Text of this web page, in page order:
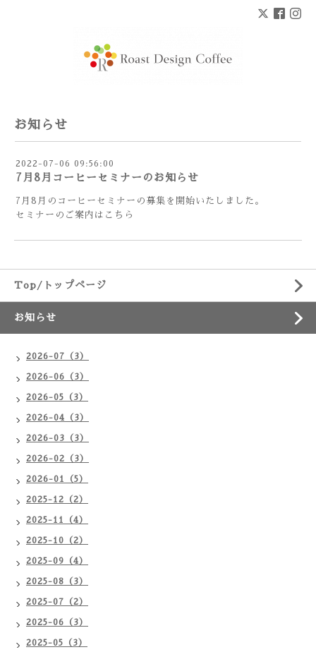
お知らせ
2022-07-06 09:56:00
7月8月コーヒーセミナーのお知らせ
7月8月のコーヒーセミナーの募集を開始いたしました。
セミナーのご案内はこちら
Top/トップページ
お知らせ
2026-07（3）
2026-06（3）
2026-05（3）
2026-04（3）
2026-03（3）
2026-02（3）
2026-01（5）
2025-12（2）
2025-11（4）
2025-10（2）
2025-09（4）
2025-08（3）
2025-07（2）
2025-06（3）
2025-05（3）